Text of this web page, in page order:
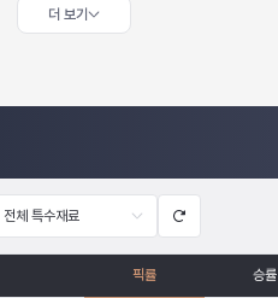
더 보기
전체 특수재료
픽률 승률